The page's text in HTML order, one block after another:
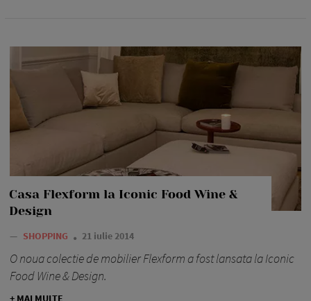
Casa Flexform la Iconic Food Wine &
Design
— SHOPPING 21 iulie 2014
O noua colectie de mobilier Flexform a fost lansata la Iconic
Food Wine & Design.
+ MAI MULTE